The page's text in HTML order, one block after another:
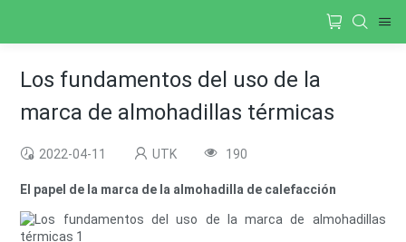
Los fundamentos del uso de la
marca de almohadillas térmicas
2022-04-11 UTK 190
El papel de la marca de la almohadilla de calefacción